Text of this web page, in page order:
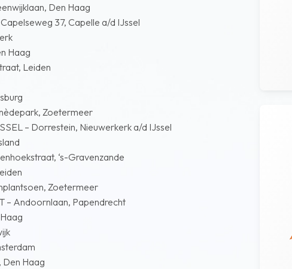
Den Haag
37, Capelle a/d IJssel
Haag
Leiden
Zoetermeer
– Dorrestein, Nieuwerkerk a/d IJssel
‘s-Gravenzande
Zoetermeer
– Andoornlaan, Papendrecht
Den Haag